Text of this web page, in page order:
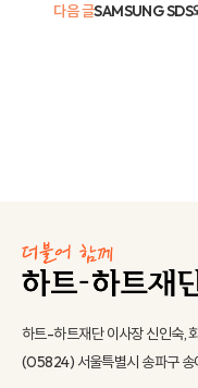
SAMSUNG SDS
다음 글
하트-하트재단 이사장 신인숙,
(05824) 서울특별시 송파구